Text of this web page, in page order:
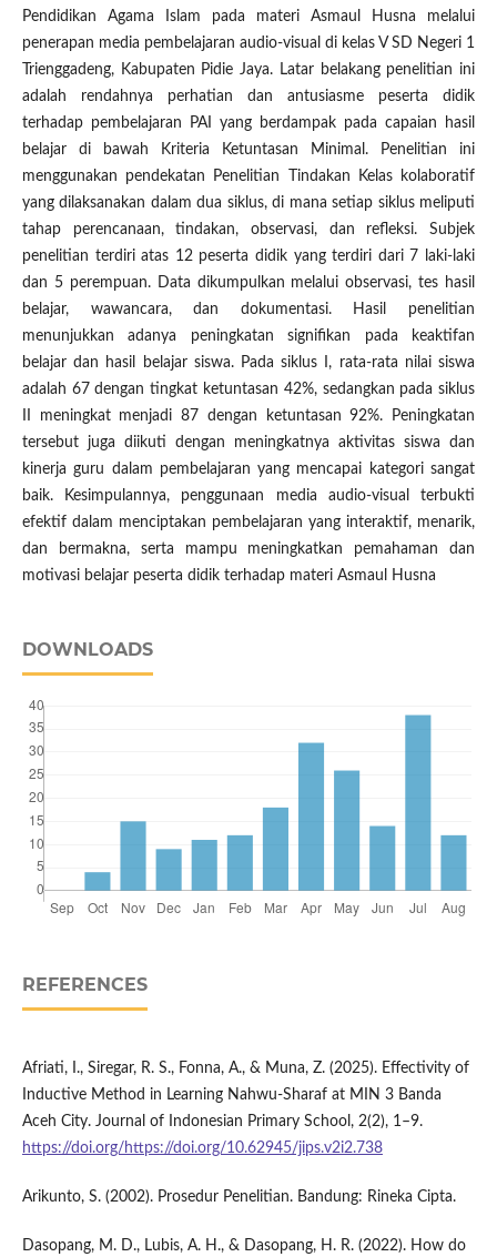
Pendidikan Agama Islam pada materi Asmaul Husna melalui
penerapan media pembelajaran audio-visual di kelas V SD Negeri 1
Trienggadeng, Kabupaten Pidie Jaya. Latar belakang penelitian ini
adalah rendahnya perhatian dan antusiasme peserta didik
terhadap pembelajaran PAI yang berdampak pada capaian hasil
belajar di bawah Kriteria Ketuntasan Minimal. Penelitian ini
menggunakan pendekatan Penelitian Tindakan Kelas kolaboratif
yang dilaksanakan dalam dua siklus, di mana setiap siklus meliputi
tahap perencanaan, tindakan, observasi, dan refleksi. Subjek
penelitian terdiri atas 12 peserta didik yang terdiri dari 7 laki-laki
dan 5 perempuan. Data dikumpulkan melalui observasi, tes hasil
belajar, wawancara, dan dokumentasi. Hasil penelitian
menunjukkan adanya peningkatan signifikan pada keaktifan
belajar dan hasil belajar siswa. Pada siklus I, rata-rata nilai siswa
adalah 67 dengan tingkat ketuntasan 42%, sedangkan pada siklus
II meningkat menjadi 87 dengan ketuntasan 92%. Peningkatan
tersebut juga diikuti dengan meningkatnya aktivitas siswa dan
kinerja guru dalam pembelajaran yang mencapai kategori sangat
baik. Kesimpulannya, penggunaan media audio-visual terbukti
efektif dalam menciptakan pembelajaran yang interaktif, menarik,
dan bermakna, serta mampu meningkatkan pemahaman dan
motivasi belajar peserta didik terhadap materi Asmaul Husna
DOWNLOADS
REFERENCES
Afriati, I., Siregar, R. S., Fonna, A., & Muna, Z. (2025). Effectivity of
Inductive Method in Learning Nahwu-Sharaf at MIN 3 Banda
Aceh City. Journal of Indonesian Primary School, 2(2), 1–9.
https://doi.org/https://doi.org/10.62945/jips.v2i2.738
Arikunto, S. (2002). Prosedur Penelitian. Bandung: Rineka Cipta.
Dasopang, M. D., Lubis, A. H., & Dasopang, H. R. (2022). How do